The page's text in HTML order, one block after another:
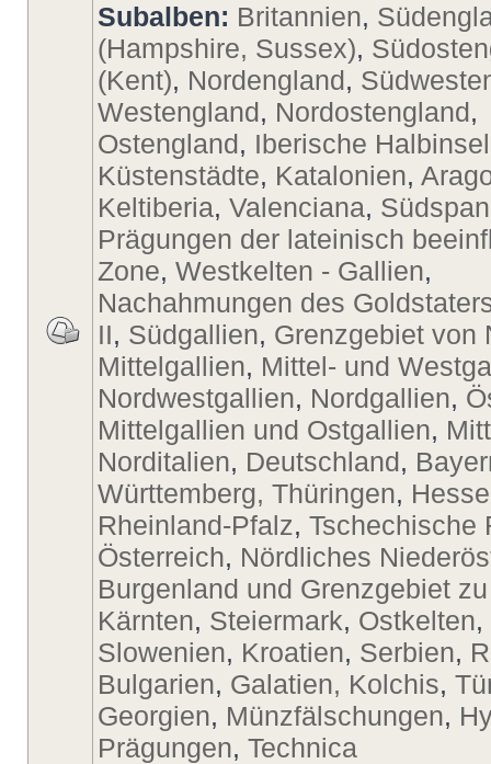
Subalben: Britannien,
(Hampshire, Sussex),
(Kent), Nordengland,
Westengland, Nordostengland,
Ostengland, Iberische Halbinsel
Küstenstädte, Katalonien,
Keltiberia, Valenciana,
Prägungen der lateinisch
Zone, Westkelten - Gallien,
Nachahmungen des
II, Südgallien, Grenzgebiet von
Mittelgallien, Mittel- und
Nordwestgallien, Nordgallien,
Mittelgallien und Ostgallien,
Norditalien, Deutschland,
Württemberg, Thüringen,
Rheinland-Pfalz, Tschechische
Österreich, Nördliches
Burgenland und Grenzgebiet
Kärnten, Steiermark, Ostkelten,
Slowenien, Kroatien, Serbien,
Bulgarien, Galatien, Kolchis,
Georgien, Münzfälschungen,
Prägungen, Technica